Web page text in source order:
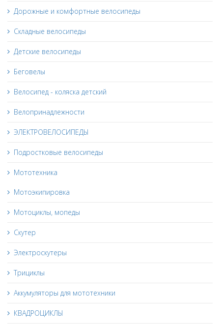
Дорожные и комфортные велосипеды
Складные велосипеды
Детские велосипеды
Беговелы
Велосипед - коляска детский
Велопринадлежности
ЭЛЕКТРОВЕЛОСИПЕДЫ
Подростковые велосипеды
Мототехника
Мотоэкипировка
Мотоциклы, мопеды
Скутер
Электроскутеры
Трициклы
Аккумуляторы для мототехники
КВАДРОЦИКЛЫ